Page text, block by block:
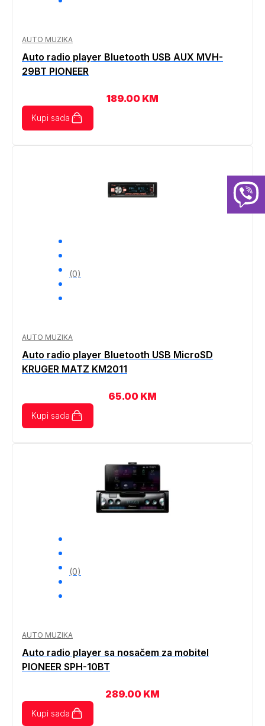
AUTO MUZIKA
Auto radio player Bluetooth USB AUX MVH-
29BT PIONEER
189.00 KM
Kupi sada
(0)
AUTO MUZIKA
Auto radio player Bluetooth USB MicroSD
KRUGER MATZ KM2011
65.00 KM
Kupi sada
(0)
AUTO MUZIKA
Auto radio player sa nosačem za mobitel
PIONEER SPH-10BT
289.00 KM
Kupi sada